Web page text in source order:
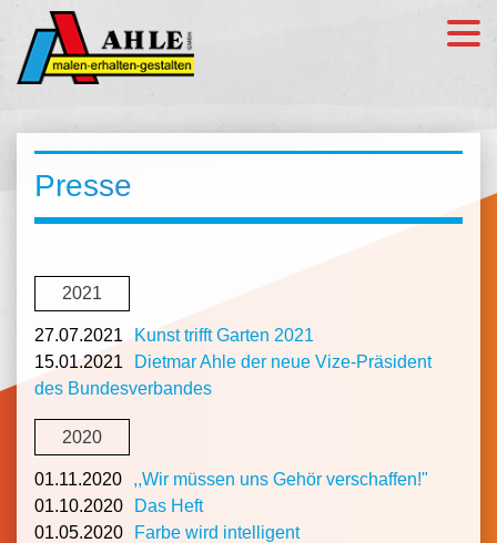
Presse
2021
27.07.2021
Kunst trifft Garten 2021
15.01.2021
Dietmar Ahle der neue Vize-Präsident
des Bundesverbandes
2020
01.11.2020
,,Wir müssen uns Gehör verschaffen!"
01.10.2020
Das Heft
01.05.2020
Farbe wird intelligent